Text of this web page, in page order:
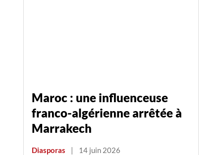
Maroc : une influenceuse
franco-algérienne arrêtée à
Marrakech
Diasporas | 14 juin 2026